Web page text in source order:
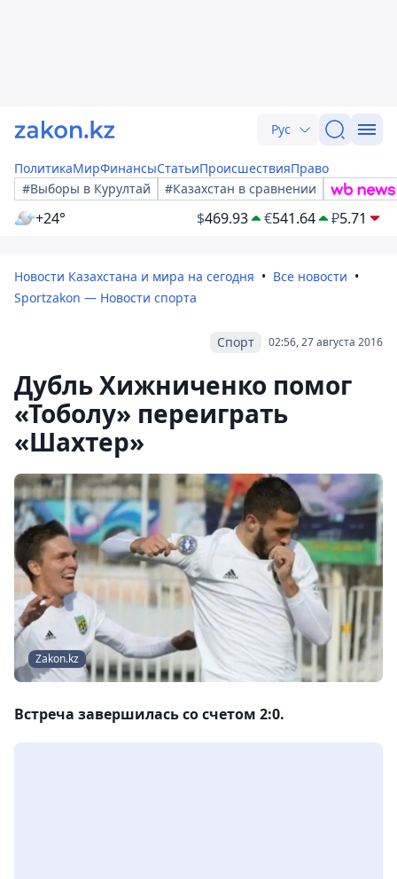
Рус
ПолитикаМирФинансыСтатьиПроисшествияПраво
#Выборы в Курултай
#Казахстан в сравнении
+24° $469.93 €541.64 ₽5.71
Новости Казахстана и мира на сегодня
Все новости
Sportzakon — Новости спорта
02:56, 27 августа 2016
Спорт
Дубль Хижниченко помог
«Тоболу» переиграть
«Шахтер»
Zakon.kz
Встреча завершилась со счетом 2:0.